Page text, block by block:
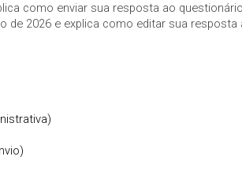
como enviar sua resposta ao
de 2026 e explica como editar sua resposta